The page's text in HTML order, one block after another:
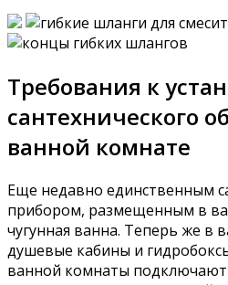
Требования к
сантехнического
ванной комнате
Еще недавно единственным
прибором, размещенным в
чугунная ванна. Теперь же в
душевые кабины и
ванной комнаты